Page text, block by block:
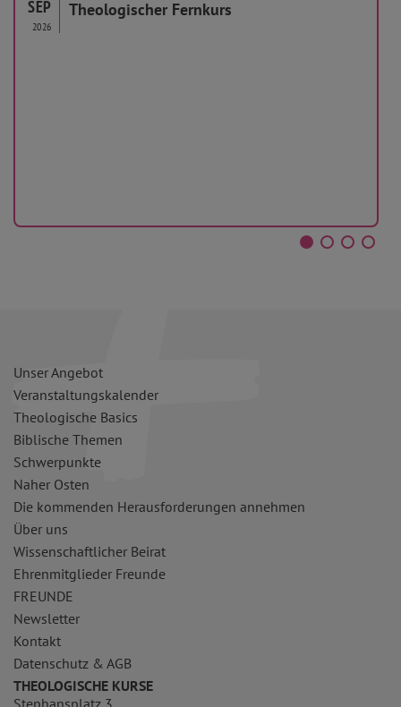
SEP
2026
Theologischer Fernkurs
Unser Angebot
Veranstaltungskalender
Theologische Basics
Biblische Themen
Schwerpunkte
Naher Osten
Die kommenden Herausforderungen annehmen
Über uns
Wissenschaftlicher Beirat
Ehrenmitglieder Freunde
FREUNDE
Newsletter
Kontakt
Datenschutz & AGB
THEOLOGISCHE KURSE
Stephansplatz 3